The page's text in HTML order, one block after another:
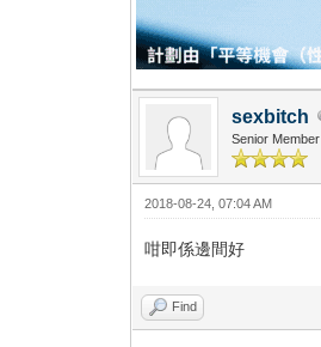
sexbitch
Senior Member
2018-08-24, 07:04 AM
咁即係邊間好
Find